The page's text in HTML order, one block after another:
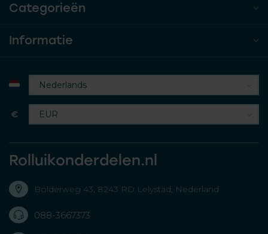
Categorieën
Informatie
€
Rolluikonderdelen.nl
Bolderweg 43, 8243 RD Lelystad, Nederland
088-3667373